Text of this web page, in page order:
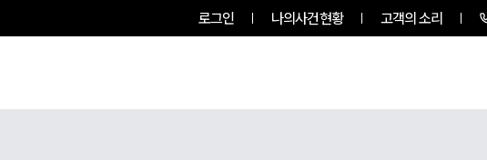
로그인 나의사건현황 고객의 소리